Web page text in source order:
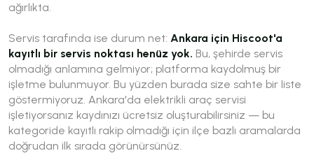
ağırlıkta.
Servis tarafında ise durum net: Ankara için Hiscoot'a
kayıtlı bir servis noktası henüz yok. Bu, şehirde servis
olmadığı anlamına gelmiyor; platforma kaydolmuş bir
işletme bulunmuyor. Bu yüzden burada size sahte bir liste
göstermiyoruz. Ankara'da elektrikli araç servisi
işletiyorsanız kaydınızı ücretsiz oluşturabilirsiniz — bu
kategoride kayıtlı rakip olmadığı için ilçe bazlı aramalarda
doğrudan ilk sırada görünürsünüz.